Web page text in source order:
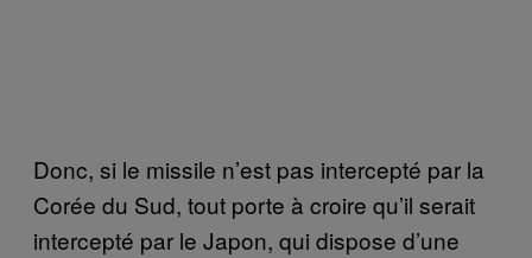
Donc, si le missile n’est pas intercepté par la
Corée du Sud, tout porte à croire qu’il serait
intercepté par le Japon, qui dispose d’une